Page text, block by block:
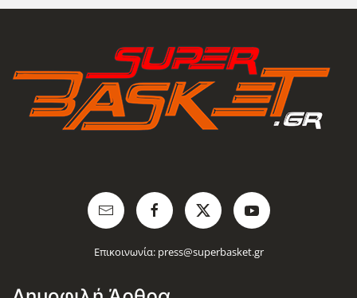
Επικοινωνία: press@superbasket.gr